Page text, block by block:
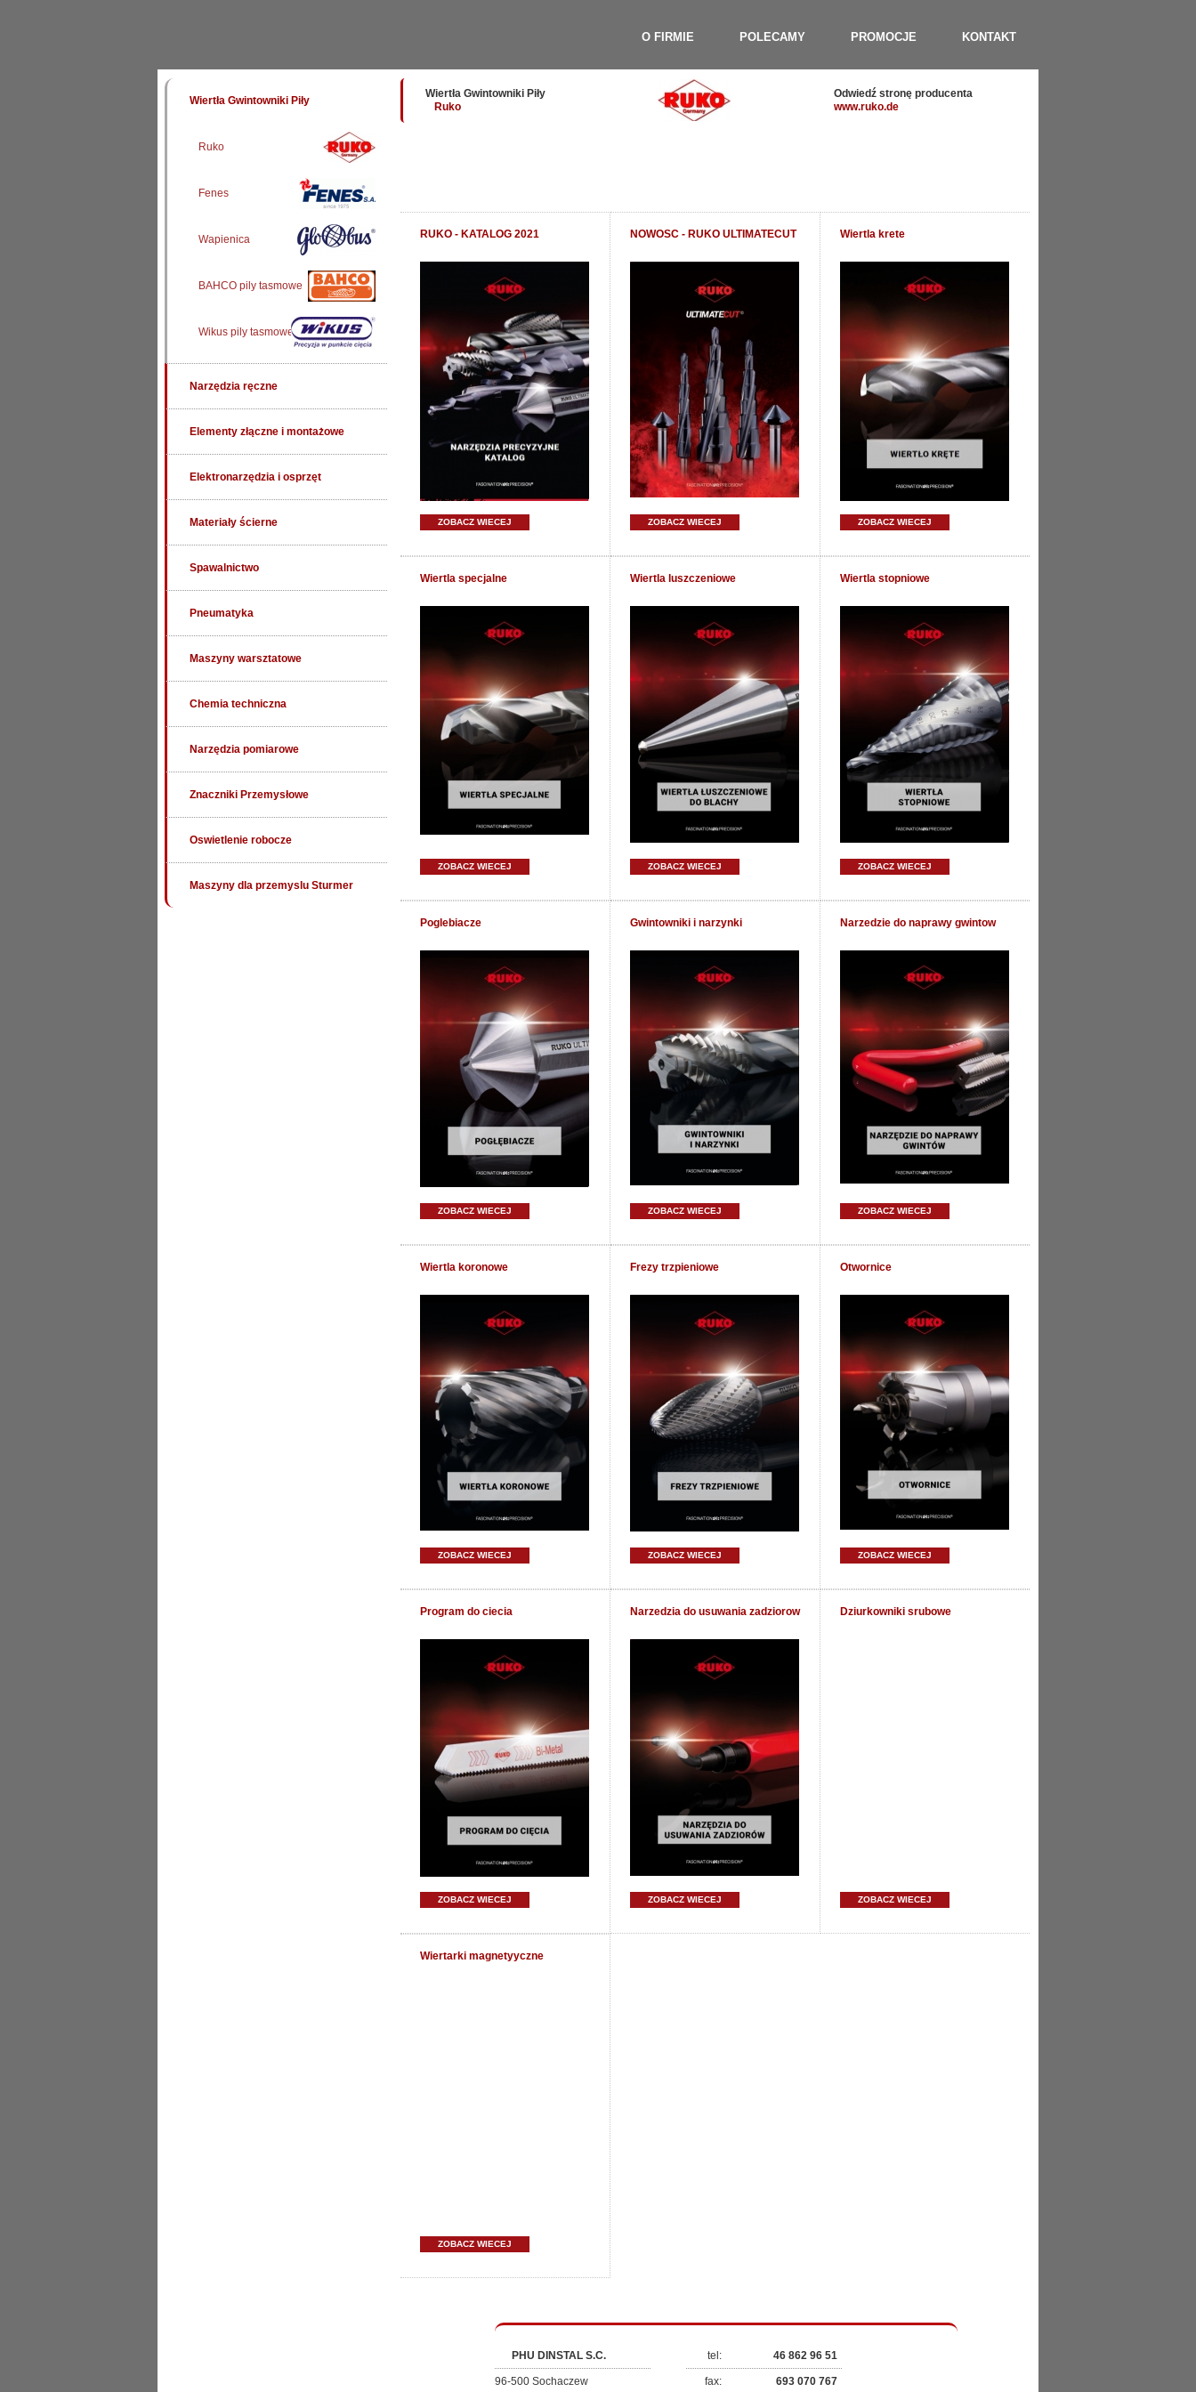
O FIRMIE POLECAMY PROMOCJE KONTAKT
Wiertła Gwintowniki Piły
Ruko
Fenes
Wapienica
BAHCO pily tasmowe
Wikus pily tasmowe
Narzędzia ręczne
Elementy złączne i montażowe
Elektronarzędzia i osprzęt
Materiały ścierne
Spawalnictwo
Pneumatyka
Maszyny warsztatowe
Chemia techniczna
Narzędzia pomiarowe
Znaczniki Przemysłowe
Oswietlenie robocze
Maszyny dla przemyslu Sturmer
Wiertła Gwintowniki Piły
Ruko
Odwiedź stronę producenta
www.ruko.de
RUKO - KATALOG 2021
ZOBACZ WIECEJ
NOWOSC - RUKO ULTIMATECUT
ZOBACZ WIECEJ
Wiertla krete
ZOBACZ WIECEJ
Wiertla specjalne
ZOBACZ WIECEJ
Wiertla luszczeniowe
ZOBACZ WIECEJ
Wiertla stopniowe
ZOBACZ WIECEJ
Poglebiacze
ZOBACZ WIECEJ
Gwintowniki i narzynki
ZOBACZ WIECEJ
Narzedzie do naprawy gwintow
ZOBACZ WIECEJ
Wiertla koronowe
ZOBACZ WIECEJ
Frezy trzpieniowe
ZOBACZ WIECEJ
Otwornice
ZOBACZ WIECEJ
Program do ciecia
ZOBACZ WIECEJ
Narzedzia do usuwania zadziorow
ZOBACZ WIECEJ
Dziurkowniki srubowe
ZOBACZ WIECEJ
Wiertarki magnetyyczne
ZOBACZ WIECEJ
PHU DINSTAL S.C.
96-500 Sochaczew
tel: 46 862 96 51
fax: 693 070 767